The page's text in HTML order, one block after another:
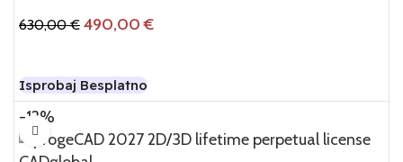
630,00€ 490,00€
Isprobaj Besplatno
-12%